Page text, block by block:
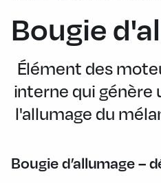
Bougie
Élément des
interne qui génère
l'allumage du
Bougie d’allumage –